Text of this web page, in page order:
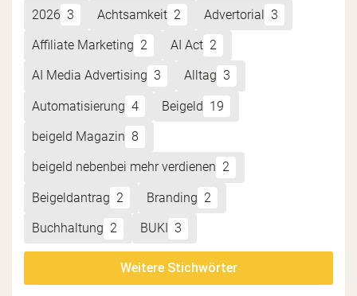
2026 3 Achtsamkeit 2 Advertorial 3
Affiliate Marketing 2 AI Act 2
AI Media Advertising 3 Alltag 3
Automatisierung 4 Beigeld 19
beigeld Magazin 8
beigeld nebenbei mehr verdienen 2
Beigeldantrag 2 Branding 2
Buchhaltung 2 BUKI 3
Weitere Stichwörter